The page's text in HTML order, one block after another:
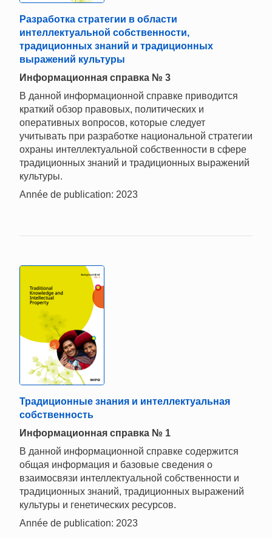
Разработка стратегии в области
интеллектуальной собственности,
традиционных знаний и традиционных
выражений культуры
Информационная справка № 3
В данной информационной справке приводится
краткий обзор правовых, политических и
оперативных вопросов, которые следует
учитывать при разработке национальной стратегии
охраны интеллектуальной собственности в сфере
традиционных знаний и традиционных выражений
культуры.
Année de publication: 2023
Традиционные знания и интеллектуальная
собственность
Информационная справка № 1
В данной информационной справке содержится
общая информация и базовые сведения о
взаимосвязи интеллектуальной собственности и
традиционных знаний, традиционных выражений
культуры и генетических ресурсов.
Année de publication: 2023